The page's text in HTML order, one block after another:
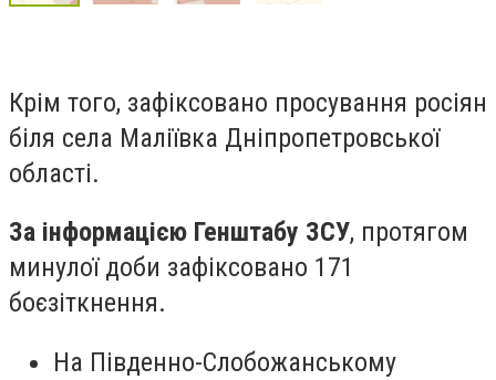
Крім того, зафіксовано просування росіян
біля села Маліївка Дніпропетровської
області.
За інформацією Генштабу ЗСУ, протягом
минулої доби зафіксовано 171
боєзіткнення.
На Південно-Слобожанському